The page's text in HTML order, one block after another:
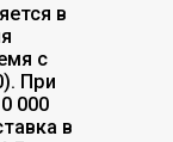
в
с
При
000
в